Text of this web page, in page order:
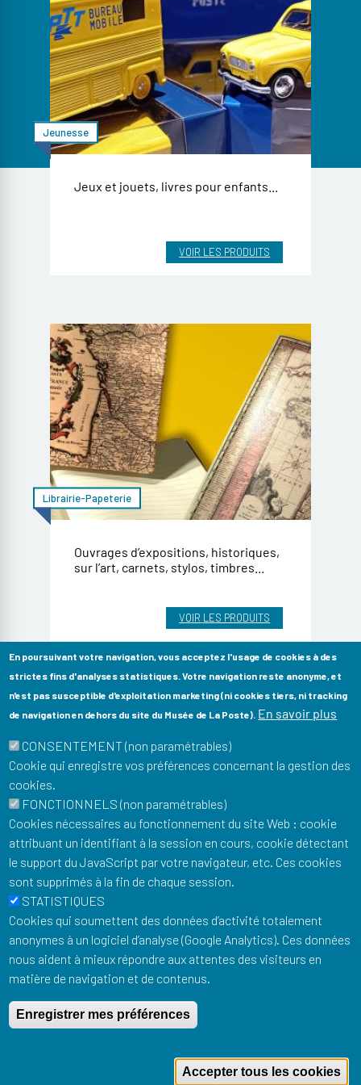
Jeunesse
Jeux et jouets, livres pour enfants...
VOIR LES PRODUITS
Librairie-Papeterie
Ouvrages d’expositions, historiques,
sur l’art, carnets, stylos, timbres...
VOIR LES PRODUITS
Musée Postal
34 Boulevard de Vaugirard
75015 Paris
Pour rester informé de notre actualité : newsletter,
Email
En poursuivant votre navigation, vous acceptez l'usage de cookies à des
strictes fins d'analyses statistiques. Votre navigation reste anonyme, et
n'est pas susceptible d'exploitation marketing (ni cookies tiers, ni tracking
de navigation en dehors du site du Musée de La Poste). En savoir plus
CONSENTEMENT (non paramétrables)
Cookie qui enregistre vos préférences concernant la gestion des
cookies.
FONCTIONNELS (non paramétrables)
Cookies nécessaires au fonctionnement du site Web : cookie
attribuant un identifiant à la session en cours, cookie détectant
le support du JavaScript par votre navigateur, etc. Ces cookies
sont supprimés à la fin de chaque session.
STATISTIQUES
Cookies qui soumettent des données d’activité totalement
anonymes à un logiciel d’analyse (Google Analytics). Ces données
nous aident à mieux répondre aux attentes des visiteurs en
matière de navigation et de contenus.
Enregistrer mes préférences
Accepter tous les cookies